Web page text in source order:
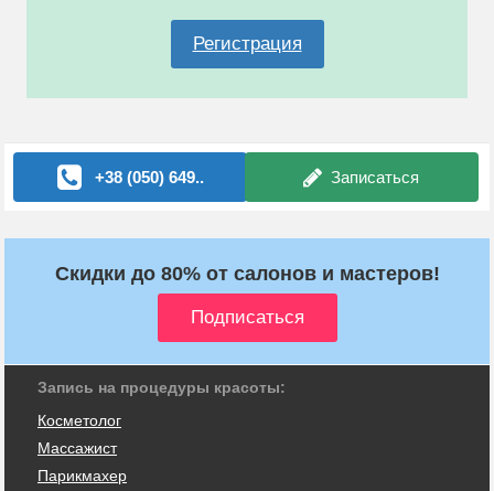
Регистрация
+38 (050) 649.. Записаться
Скидки до 80% от салонов и мастеров!
Запись на процедуры красоты:
Косметолог
Массажист
Парикмахер